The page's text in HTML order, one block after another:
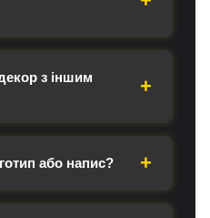
з іншим
або напис?